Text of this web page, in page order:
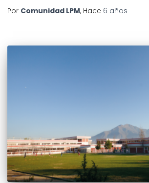
Por Comunidad LPM, Hace 6 años